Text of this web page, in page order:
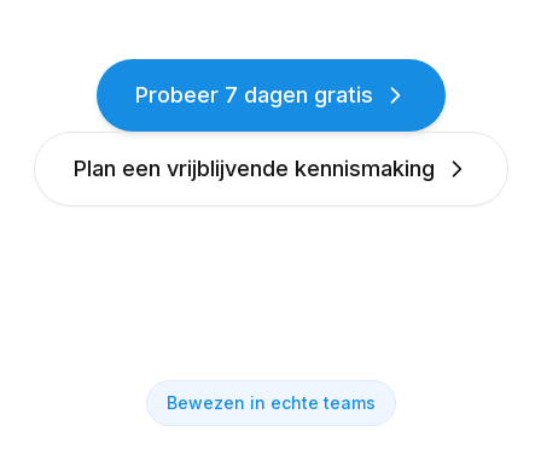
Probeer 7 dagen gratis
Plan een vrijblijvende kennismaking
Bewezen in echte teams